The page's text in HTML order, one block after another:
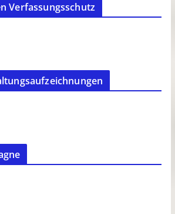
Verfassungsschutz